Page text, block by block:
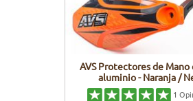
AVS Protectores de Mano
aluminio - Naranja /
1